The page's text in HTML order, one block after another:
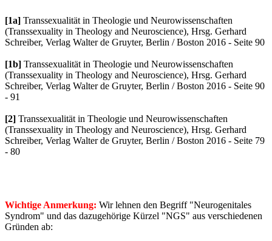
[1a] Transsexualität in Theologie und Neurowissenschaften
(Transsexuality in Theology and Neuroscience), Hrsg. Gerhard
Schreiber, Verlag Walter de Gruyter, Berlin / Boston 2016 - Seite 90
[1b] Transsexualität in Theologie und Neurowissenschaften
(Transsexuality in Theology and Neuroscience), Hrsg. Gerhard
Schreiber, Verlag Walter de Gruyter, Berlin / Boston 2016 - Seite 90
- 91
[2] Transsexualität in Theologie und Neurowissenschaften
(Transsexuality in Theology and Neuroscience), Hrsg. Gerhard
Schreiber, Verlag Walter de Gruyter, Berlin / Boston 2016 - Seite 79
- 80
Wichtige Anmerkung: Wir lehnen den Begriff "Neurogenitales
Syndrom" und das dazugehörige Kürzel "NGS" aus verschiedenen
Gründen ab: